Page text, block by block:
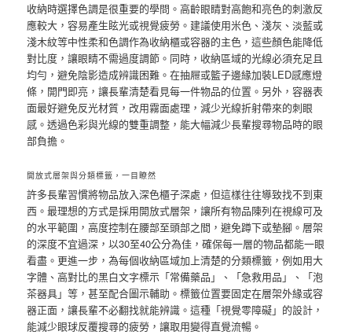
收納時選擇色調是很重要的學問。高齡眼睛對高飽和亮色的刺激反
應較大，容易產生眩光或視覺疲勞。建議使用米色、淺灰、淡藍或
淺木紋等中性柔和色調作為收納櫃或容器的主色，這些顏色能降低
對比度，讓眼睛不需過度調節。同時，收納區域的光線必須充足且
均勻，避免陰影造成辨識困難。在抽屜或籃子邊緣加裝LED感應燈
條，開門即亮，讓長輩清楚看見每一件物品的位置。另外，容器表
面最好避免反光材質，改用霧面處理，減少光線折射帶來的刺眼
感。透過色彩與光線的雙重調整，能大幅減少長輩搜尋物品時的眼
部負擔。
開放式層架與分類標籤，一目瞭然
許多長輩習慣將物品放入深色櫃子深處，但這樣往往導致找不到東
西。最理想的方式是採用開放式層架，讓所有物品陳列在視線可及
的水平範圍，高度控制在腰部至頭部之間，避免蹲下或墊腳。層架
的深度不宜過深，以30至40公分為佳，確保每一層的物品都能一眼
看盡。更進一步，為每個收納區域加上清楚的分類標籤，例如用大
字體、高對比的黑白文字標示「常備藥品」、「急救用品」、「泡
茶器具」等，甚至配合圖示輔助。標籤位置要固定在層架外緣或容
器正面，讓長輩不必翻找就能辨識。這種「視覺零障礙」的設計，
能減少眼球反覆搜尋的疲勞，讓取用變得直覺流暢。